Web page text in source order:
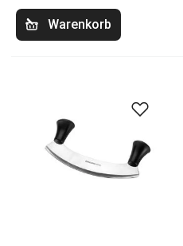
Warenkorb